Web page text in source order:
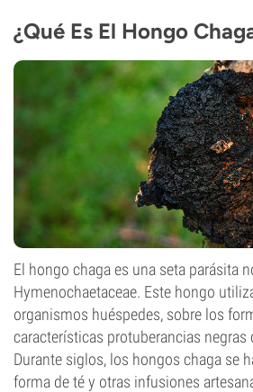
¿Qué Es El Hongo
El hongo chaga es una seta parásita
Hymenochaetaceae. Este hongo
organismos huéspedes, sobre los
características protuberancias negras
Durante siglos, los hongos chaga se
forma de té y otras infusiones